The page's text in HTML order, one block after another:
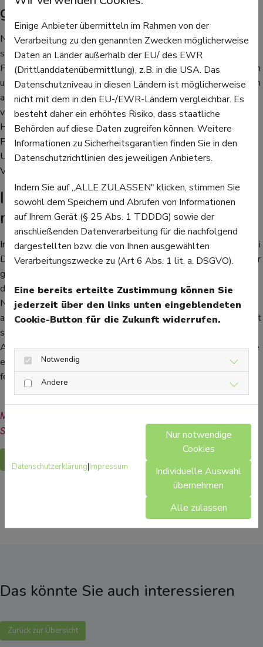
gut eincremen
Nach dem Duschen sollte die Haut nicht abgerubbelt, sondern
sanft abgetrocknet werden. Allerdings müssen Diabetes-
Patienten gründlich vorgehen: Zwischenräume zwischen Fingern
und Zehen oder der Bereich unter den Brüsten sollten gründlich
abgetrocknet werden, da sich sonst Keime und Pilze besser
vermehren können. Die anschließende Pflege für die trockene
Haut sollte mit geeigneten Produkten geschehen. Geeignete
Produkte zur Hautpflege sind solche mit Inhaltsstoffen wie
Urea, Jojoba- oder Nachtkerzen-Öl, Milchsäure, Dexpanthenol,
Vitamin E oder Glycerin.
Im Sommer braucht die Haut noch
mehr Pflege
Im Sommer ist der gesamte Körper und damit auch die Haut bei
Diabetes besonders beansprucht. In der Hitze sollte noch mehr
getrunken werden als sonst, da die Feuchtigkeit nicht nur über
den Urin, sondern auch beim Schwitzen ausgeschieden wird.
Nicht nur bei Diabetes sollte die Haut immer gut und mit
ausreichendem Schutzfaktor eingecremt werden. Oder man hält
sich besser gleich im Schatten statt in der prallen Sonne auf.
Auch nach dem Sonnenbaden sollte die Haut bei Diabetes eine
extra Portion Pflege bekommen und gut mit
feuchtigkeitsspendenden Mitteln eingecremt werden.
Mehr Gesundheitsinformationen zum Thema Diabetes finden
Sie hier.
Das könnte Sie auch interessieren
Zurück zur Übersicht
Einige Anbieter übermitteln im Rahmen von der
Verarbeitung zu den genannten Zwecken möglicherweise
Daten an Länder außerhalb der EU/ des EWR
(Drittlanddatenübermittlung), z.B. in die USA. Das
Datenschutzniveau in diesen Ländern ist möglicherweise
nicht mit dem in den EU-/EWR-Ländern vergleichbar. Es
besteht daher ein erhöhtes Risiko, dass staatliche
Behörden auf diese Daten zugreifen können. Weitere
Informationen zu Sicherheitsgarantien finden Sie in den
Datenschutzrichtlinien des jeweiligen Anbieters.
Indem Sie auf „ALLE ZULASSEN" klicken, stimmen Sie
sowohl dem Speichern und Abrufen von Informationen
auf Ihrem Gerät (§ 25 Abs. 1 TDDDG) sowie der
anschließenden Datenverarbeitung für die nachfolgend
dargestellten bzw. die von Ihnen ausgewählten
Verarbeitungszwecke zu (Art 6 Abs. 1 lit. a. DSGVO).
Eine bereits erteilte Zustimmung können Sie
jederzeit über den links unten eingeblendeten
Cookie-Button für die Zukunft widerrufen.
Notwendig
Andere
Datenschutzerklärung|Impressum
Nur notwendige
Cookies
Individuelle Auswahl
übernehmen
Alle zulassen